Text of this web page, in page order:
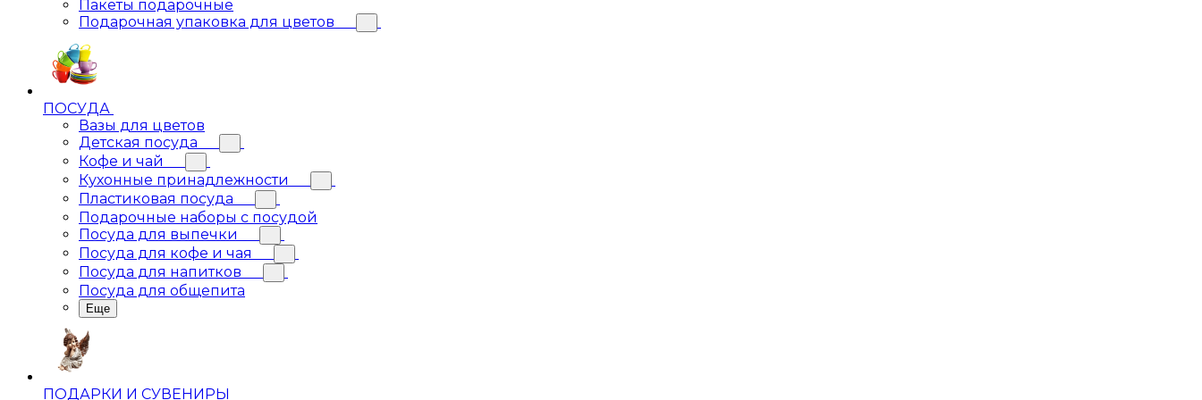
Пакеты подарочные
Подарочная упаковка для цветов
ПОСУДА
Вазы для цветов
Детская посуда
Кофе и чай
Кухонные принадлежности
Пластиковая посуда
Подарочные наборы с посудой
Посуда для выпечки
Посуда для кофе и чая
Посуда для напитков
Посуда для общепита
Еще
ПОДАРКИ И СУВЕНИРЫ